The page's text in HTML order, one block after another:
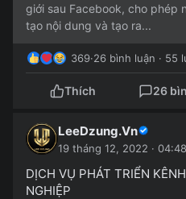
giới sau Facebook, cho phép
tạo nội dung và tạo ra...
369·26 bình luận · 55
Thích 26
LeeDzung.Vn
19 tháng 12, 2022 · 04:48
DỊCH VỤ PHÁT TRIỂN
NGHIỆP